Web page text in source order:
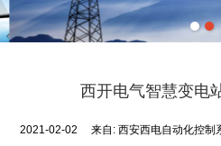
西开电气智慧变电
2021-02-02 来自: 西安西电自动化控制